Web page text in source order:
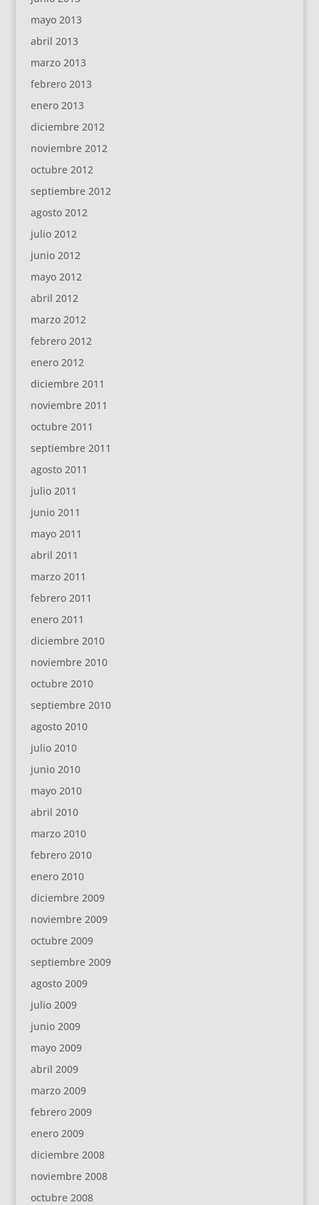
mayo 2013
abril 2013
marzo 2013
febrero 2013
enero 2013
diciembre 2012
noviembre 2012
octubre 2012
septiembre 2012
agosto 2012
julio 2012
junio 2012
mayo 2012
abril 2012
marzo 2012
febrero 2012
enero 2012
diciembre 2011
noviembre 2011
octubre 2011
septiembre 2011
agosto 2011
julio 2011
junio 2011
mayo 2011
abril 2011
marzo 2011
febrero 2011
enero 2011
diciembre 2010
noviembre 2010
octubre 2010
septiembre 2010
agosto 2010
julio 2010
junio 2010
mayo 2010
abril 2010
marzo 2010
febrero 2010
enero 2010
diciembre 2009
noviembre 2009
octubre 2009
septiembre 2009
agosto 2009
julio 2009
junio 2009
mayo 2009
abril 2009
marzo 2009
febrero 2009
enero 2009
diciembre 2008
noviembre 2008
octubre 2008